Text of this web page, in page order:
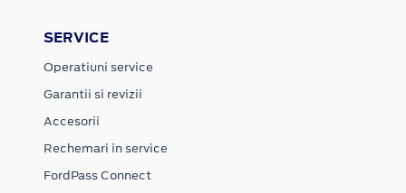
SERVICE
Operatiuni service
Garantii si revizii
Accesorii
Rechemari in service
FordPass Connect